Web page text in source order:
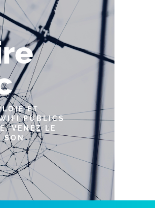
ET
PUBLICS
VENEZ LE
SON